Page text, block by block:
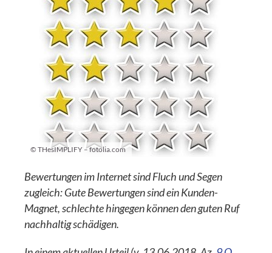
© THesIMPLIFY – fotolia.com
Bewertungen im Internet sind Fluch und Segen
zugleich: Gute Bewertungen sind ein Kunden-
Magnet, schlechte hingegen können den guten Ruf
nachhaltig schädigen.